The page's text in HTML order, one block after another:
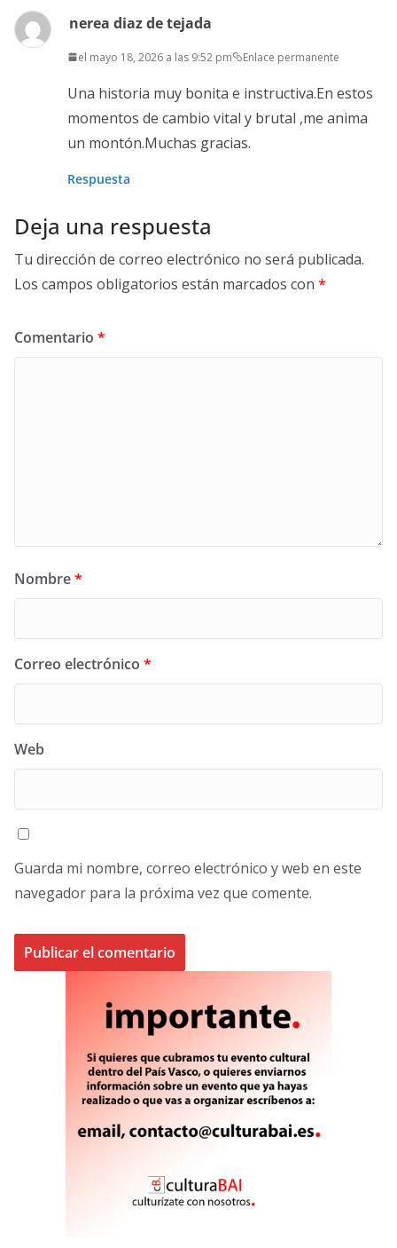
nerea diaz de tejada
el mayo 18, 2026 a las 9:52 pm Enlace permanente
Una historia muy bonita e instructiva.En estos
momentos de cambio vital y brutal ,me anima
un montón.Muchas gracias.
Respuesta
Deja una respuesta
Tu dirección de correo electrónico no será publicada.
Los campos obligatorios están marcados con *
Comentario *
Nombre*
Correo electrónico *
Web
Guarda mi nombre, correo electrónico y web en este
navegador para la próxima vez que comente.